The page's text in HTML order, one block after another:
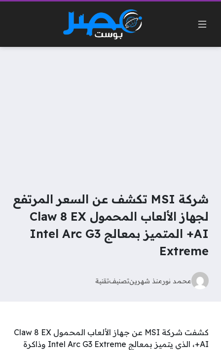
شركة MSI تكشف عن السعر المرتفع
لجهاز الألعاب المحمول Claw 8 EX
AI+ المتميز بمعالج Intel Arc G3
Extreme
محمد نورمنذ شهرينتصنيفتقنية
كشفت شركة MSI عن جهاز الألعاب المحمول Claw 8 EX
AI+، الذي يتميز بمعالج Intel Arc G3 Extreme وذاكرة